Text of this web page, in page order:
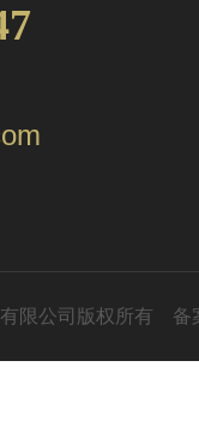
限公司版权所有 备